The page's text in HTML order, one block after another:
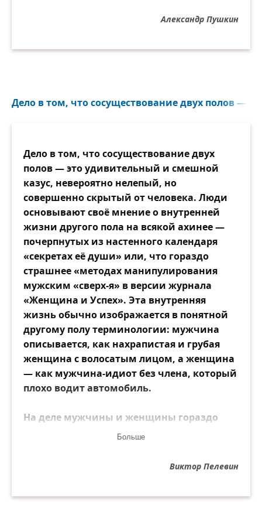
Александр Пушкин
Дело в том, что сосуществование двух полов —
Дело в том, что сосуществование двух
полов — это удивительный и смешной
казус, невероятно нелепый, но
совершенно скрытый от человека. Люди
основывают своё мнение о внутренней
жизни другого пола на всякой ахинее —
почерпнутых из настенного календаря
«секретах её души» или, что гораздо
страшнее «методах манипулирования
мужским «сверх-я» в версии журнала
«Женщина и Успех». Эта внутренняя
жизнь обычно изображается в понятной
другому полу терминологии: мужчина
описывается, как нахрапистая и грубая
женщина с волосатым лицом, а женщина
— как мужчина-идиот без члена, который
плохо водит автомобиль.
На деле мужчины и женщины гораздо
дальше друг от друга, чем могут себе
насколько они непохожи. Дело здесь,
Больше
Виктор Пелевин